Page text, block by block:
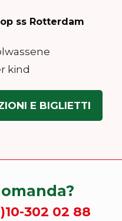
ss Rotterdam
kind
E BIGLIETTI
302 02 88